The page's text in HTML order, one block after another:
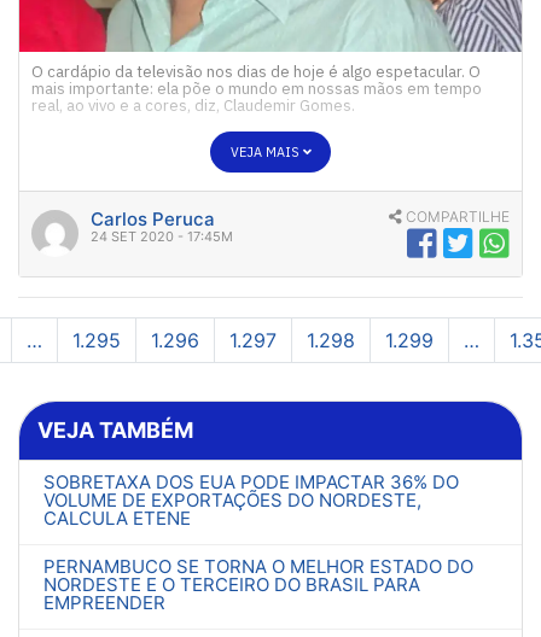
O cardápio da televisão nos dias de hoje é algo espetacular. O
mais importante: ela põe o mundo em nossas mãos em tempo
real, ao vivo e a cores, diz, Claudemir Gomes.
VEJA MAIS
Carlos Peruca
24 SET 2020 - 17:45M
COMPARTILHE
… 1.295 1.296 1.297 1.298 1.299 …
VEJA TAMBÉM
SOBRETAXA DOS EUA PODE IMPACTAR 36% DO
VOLUME DE EXPORTAÇÕES DO NORDESTE,
CALCULA ETENE
PERNAMBUCO SE TORNA O MELHOR ESTADO DO
NORDESTE E O TERCEIRO DO BRASIL PARA
EMPREENDER